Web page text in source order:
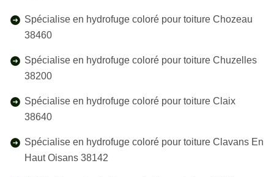
Spécialise en hydrofuge coloré pour toiture Chozeau
38460
Spécialise en hydrofuge coloré pour toiture Chuzelles
38200
Spécialise en hydrofuge coloré pour toiture Claix
38640
Spécialise en hydrofuge coloré pour toiture Clavans En
Haut Oisans 38142